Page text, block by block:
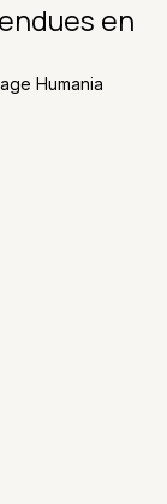
en
Humania